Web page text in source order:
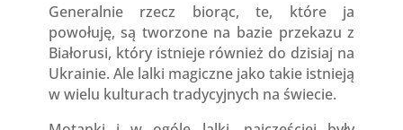
Generalnie rzecz biorąc, te, które ja
powołuję, są tworzone na bazie przekazu z
Białorusi, który istnieje również do dzisiaj na
Ukrainie. Ale lalki magiczne jako takie istnieją
w wielu kulturach tradycyjnych na świecie.